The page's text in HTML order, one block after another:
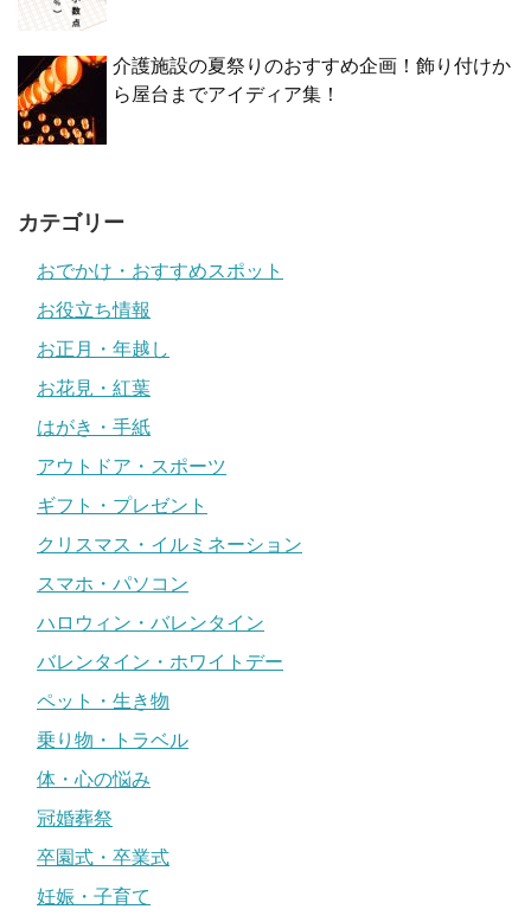
介護施設の夏祭りのおすすめ企画！飾り付けか
ら屋台までアイディア集！
カテゴリー
おでかけ・おすすめスポット
お役立ち情報
お正月・年越し
お花見・紅葉
はがき・手紙
アウトドア・スポーツ
ギフト・プレゼント
クリスマス・イルミネーション
スマホ・パソコン
ハロウィン・バレンタイン
バレンタイン・ホワイトデー
ペット・生き物
乗り物・トラベル
体・心の悩み
冠婚葬祭
卒園式・卒業式
妊娠・子育て